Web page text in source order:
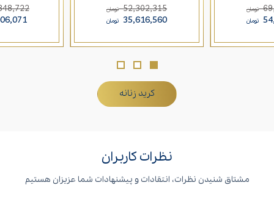
تومان
تومان
52,302,315 تومان
35,616,560 تومان
کرید زنانه
نظرات کاربران
مشتاق شنیدن نظرات، انتقادات و پیشنهادات شما عزیزان هستیم